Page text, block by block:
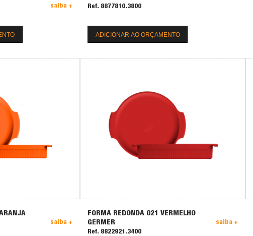
saiba +
Ref. 8877810.3800
ADICIONAR AO ORÇAMENTO
saiba +
FORMA REDONDA 021 VERMELHO
GERMER
saiba +
Ref. 8822921.3400